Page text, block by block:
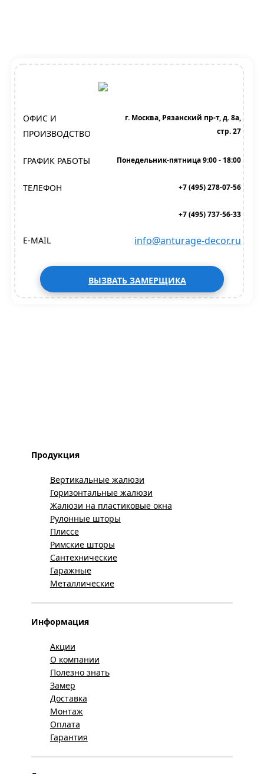
ОФИС И
ПРОИЗВОДСТВО
г. Москва, Рязанский пр-т, д. 8а,
стр. 27
ГРАФИК РАБОТЫ Понедельник-пятница 9:00 - 18:00
ТЕЛЕФОН +7 (495) 278-07-56
+7 (495) 737-56-33
E-MAIL info@anturage-decor.ru
ВЫЗВАТЬ ЗАМЕРЩИКА
Продукция
Вертикальные жалюзи
Горизонтальные жалюзи
Жалюзи на пластиковые окна
Рулонные шторы
Плиссе
Римские шторы
Сантехнические
Гаражные
Металлические
Информация
Акции
О компании
Полезно знать
Замер
Доставка
Монтаж
Оплата
Гарантия